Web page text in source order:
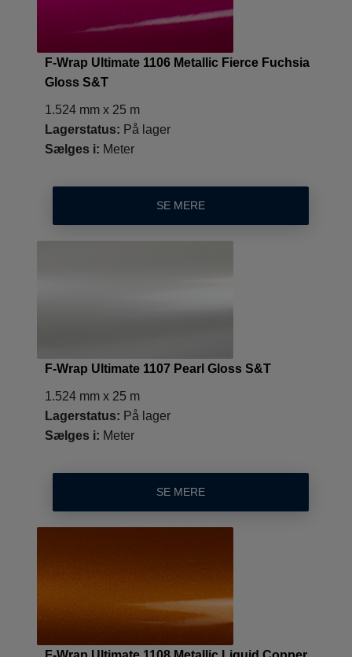
F-Wrap Ultimate 1106 Metallic Fierce Fuchsia
Gloss S&T
1.524 mm x 25 m
Lagerstatus: På lager
Sælges i: Meter
SE MERE
F-Wrap Ultimate 1107 Pearl Gloss S&T
1.524 mm x 25 m
Lagerstatus: På lager
Sælges i: Meter
SE MERE